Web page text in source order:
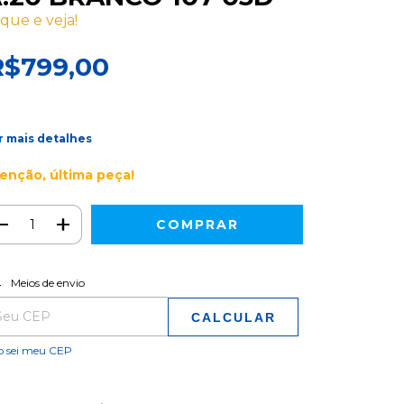
e veja!
mais detalhes
última peça!
para o CEP:
Meios de envio
CALCULAR
sei meu CEP